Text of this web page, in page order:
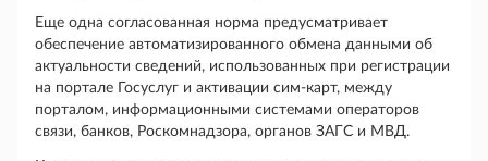
Еще одна согласованная норма предусматривает
обеспечение автоматизированного обмена данными об
актуальности сведений, использованных при регистрации
на портале Госуслуг и активации сим-карт, между
порталом, информационными системами операторов
связи, банков, Роскомнадзора, органов ЗАГС и МВД.